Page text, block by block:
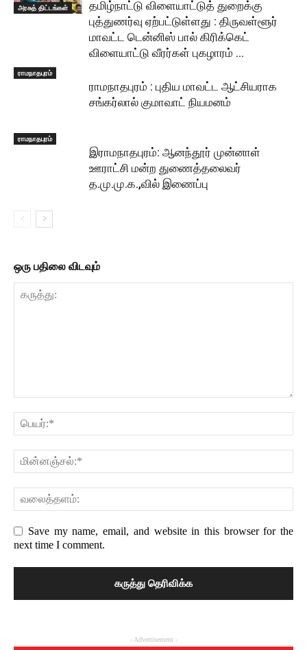
அரசுத் திட்டங்கள்
தமிழ்நாட்டு விளையாட்டுத் துறைக்கு
புத்துணர்வு ஏற்பட்டுள்ளது : திருவள்ளூர்
மாவட்ட டென்னிஸ் பால் கிரிக்கெட்
விளையாட்டு வீரர்கள் புகழாரம் …
ராமநாதபுரம்
ராமநாதபுரம் : புதிய மாவட்ட ஆட்சியராக
சங்கர்லால் குமாவாட் நியமனம்
ராமநாதபுரம்
இராமநாதபுரம்: ஆனந்தூர் முன்னாள்
ஊராட்சி மன்ற துணைத்தலைவர்
த.மு.மு.க.,வில் இணைப்பு
ஒரு பதிலை விடவும்
Save my name, email, and website in this browser for the
next time I comment.
- Advertisement -